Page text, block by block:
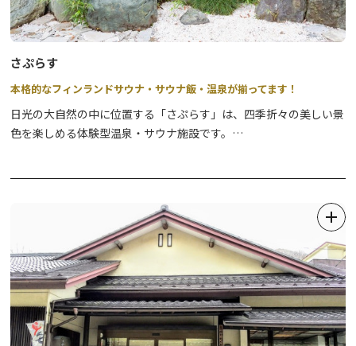
さぷらす
本格的なフィンランドサウナ・サウナ飯・温泉が揃ってます！
日光の大自然の中に位置する「さぷらす」は、四季折々の美しい景
色を楽しめる体験型温泉・サウナ施設です。
おり、多彩なアクティビティで特別なひとときをお過ごしいただけ
自然の中で癒しと楽しみを提供する「さぷらす」で、忘れられない
体験をお楽しみください。